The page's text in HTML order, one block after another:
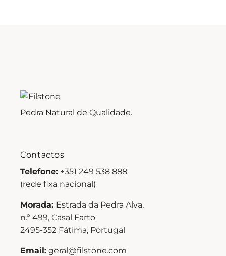
Pedra Natural de Qualidade.
Contactos
Telefone: +351 249 538 888
(rede fixa nacional)
Morada: Estrada da Pedra Alva,
n.º 499, Casal Farto
2495-352 Fátima, Portugal
Email: geral@filstone.com